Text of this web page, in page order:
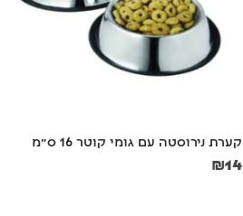
קערת נירוסטה עם גומי קוטר 16 ס"מ
₪14